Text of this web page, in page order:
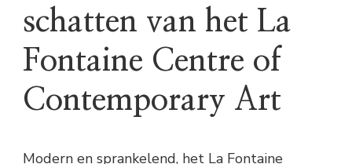
schatten van het La
Fontaine Centre of
Contemporary Art
Modern en sprankelend, het La Fontaine